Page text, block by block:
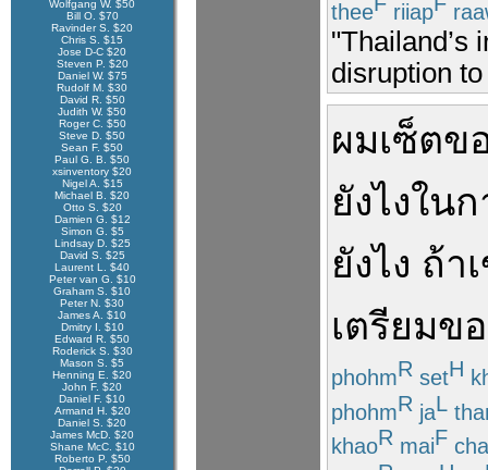
Wolfgang W. $50
Bill O. $70
Ravinder S. $20
Chris S. $15
Jose D-C $20
Steven P. $20
Daniel W. $75
Rudolf M. $30
David R. $50
Judith W. $50
Roger C. $50
Steve D. $50
Sean F. $50
Paul G. B. $50
xsinventory $20
Nigel A. $15
Michael B. $20
Otto S. $20
Damien G. $12
Simon G. $5
Lindsay D. $25
David S. $25
Laurent L. $40
Peter van G. $10
Graham S. $10
Peter N. $30
James A. $10
Dmitry I. $10
Edward R. $50
Roderick S. $30
Mason S. $5
Henning E. $20
John F. $20
Daniel F. $10
Armand H. $20
Daniel S. $20
James McD. $20
Shane McC. $10
Roberto P. $50
thee
riiap
"Thailand’s
disruption
ผมเซ็ตข
ยังไงใน
ยังไง ถ้า
เตรียมข
phohmR setH
phohmR jaL
khaoR maiF